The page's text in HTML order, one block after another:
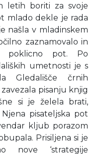
letih boriti za svoje
mlado dekle je rada
našla v mladinskem
zaznamovalo in
poklicno pot. Po
umetnosti je s
Gledališče črnih
pisanju knjig
si je želela brati,
pisateljska pot
kljub porazom
Prisiljena si je
nove ‘strategije